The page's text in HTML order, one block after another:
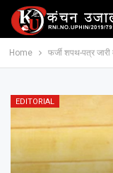
Home फर्जी शपथ-पत्र जारी
EDITORIAL